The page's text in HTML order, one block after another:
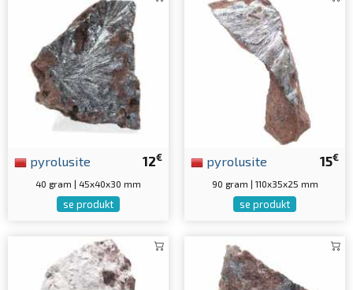
12€
pyrolusite
40 gram | 45x40x30 mm
se produkt
15€
pyrolusite
90 gram | 110x35x25 mm
se produkt